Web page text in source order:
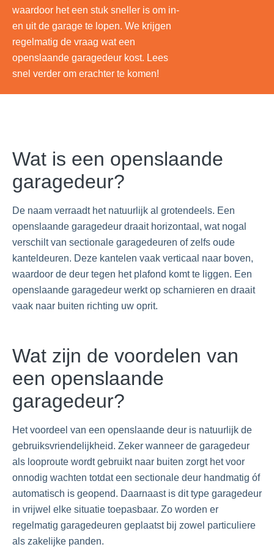
waardoor het een stuk sneller is om in-
en uit de garage te lopen. We krijgen
regelmatig de vraag wat een
openslaande garagedeur kost. Lees
snel verder om erachter te komen!
Wat is een openslaande
garagedeur?
De naam verraadt het natuurlijk al grotendeels. Een
openslaande garagedeur draait horizontaal, wat nogal
verschilt van sectionale garagedeuren of zelfs oude
kanteldeuren. Deze kantelen vaak verticaal naar boven,
waardoor de deur tegen het plafond komt te liggen. Een
openslaande garagedeur werkt op scharnieren en draait
vaak naar buiten richting uw oprit.
Wat zijn de voordelen van
een openslaande
garagedeur?
Het voordeel van een openslaande deur is natuurlijk de
gebruiksvriendelijkheid. Zeker wanneer de garagedeur
als looproute wordt gebruikt naar buiten zorgt het voor
onnodig wachten totdat een sectionale deur handmatig óf
automatisch is geopend. Daarnaast is dit type garagedeur
in vrijwel elke situatie toepasbaar. Zo worden er
regelmatig garagedeuren geplaatst bij zowel particuliere
als zakelijke panden.